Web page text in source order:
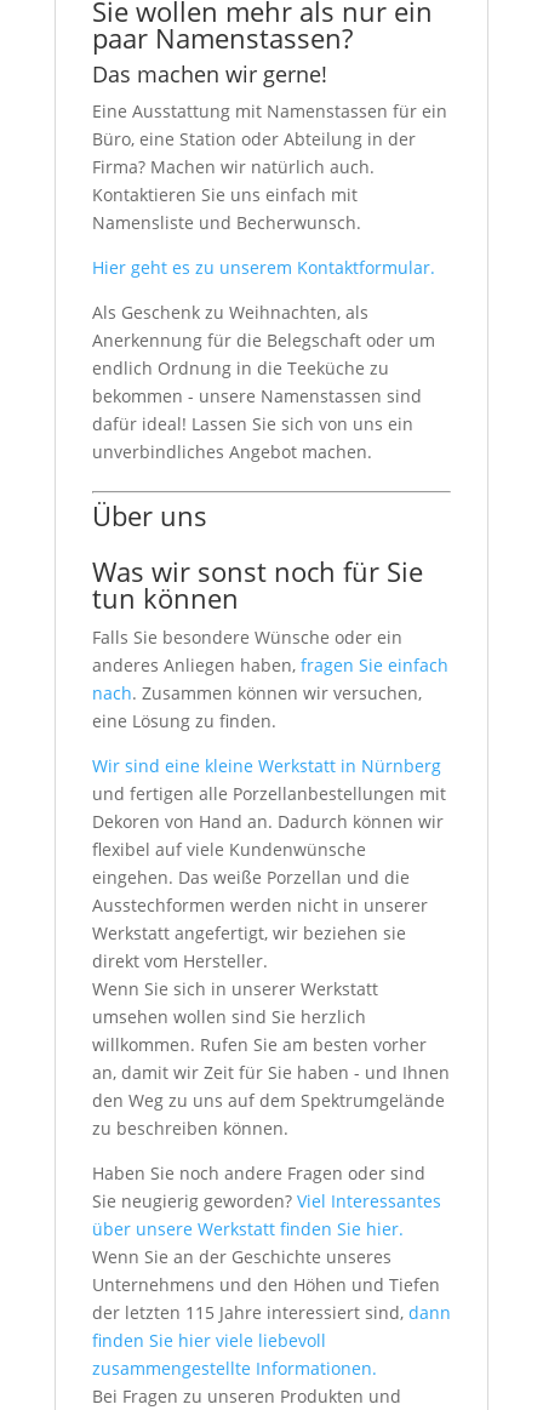
Sie wollen mehr als nur ein
paar Namenstassen?
Das machen wir gerne!
Eine Ausstattung mit Namenstassen für ein
Büro, eine Station oder Abteilung in der
Firma? Machen wir natürlich auch.
Kontaktieren Sie uns einfach mit
Namensliste und Becherwunsch.
Hier geht es zu unserem Kontaktformular.
Als Geschenk zu Weihnachten, als
Anerkennung für die Belegschaft oder um
endlich Ordnung in die Teeküche zu
bekommen - unsere Namenstassen sind
dafür ideal! Lassen Sie sich von uns ein
unverbindliches Angebot machen.
Über uns
Was wir sonst noch für Sie
tun können
Falls Sie besondere Wünsche oder ein
anderes Anliegen haben, fragen Sie einfach
nach. Zusammen können wir versuchen,
eine Lösung zu finden.
Wir sind eine kleine Werkstatt in Nürnberg
und fertigen alle Porzellanbestellungen mit
Dekoren von Hand an. Dadurch können wir
flexibel auf viele Kundenwünsche
eingehen. Das weiße Porzellan und die
Ausstechformen werden nicht in unserer
Werkstatt angefertigt, wir beziehen sie
direkt vom Hersteller.
Wenn Sie sich in unserer Werkstatt
umsehen wollen sind Sie herzlich
willkommen. Rufen Sie am besten vorher
an, damit wir Zeit für Sie haben - und Ihnen
den Weg zu uns auf dem Spektrumgelände
zu beschreiben können.
Haben Sie noch andere Fragen oder sind
Sie neugierig geworden?Viel Interessantes
über unsere Werkstatt finden Sie hier.
Wenn Sie an der Geschichte unseres
Unternehmens und den Höhen und Tiefen
der letzten 115 Jahre interessiert sind, dann
finden Sie hier viele liebevoll
zusammengestellte Informationen.
Bei Fragen zu unseren Produkten und